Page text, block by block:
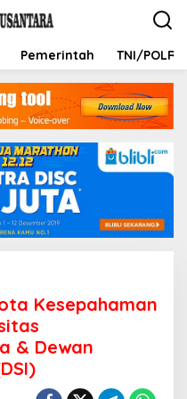
Pemerintah TNI/POLRI
Kesepahaman
& Dewan